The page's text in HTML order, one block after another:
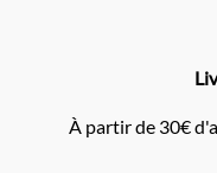
À partir de 30€